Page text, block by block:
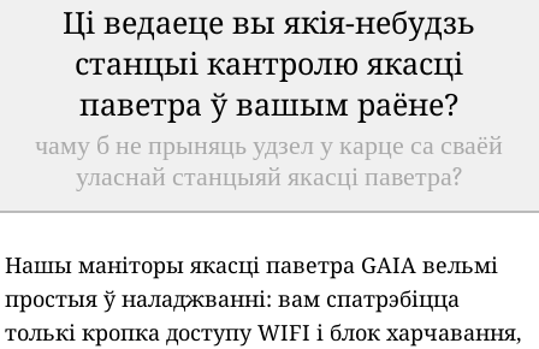
Ці ведаеце вы якія-небудзь
станцыі кантролю якасці
паветра ў вашым раёне?
чаму б не прыняць удзел у карце са сваёй
уласнай станцыяй якасці паветра?
Нашы маніторы якасці паветра GAIA вельмі
простыя ў наладжванні: вам спатрэбіцца
толькі кропка доступу WIFI і блок харчавання,